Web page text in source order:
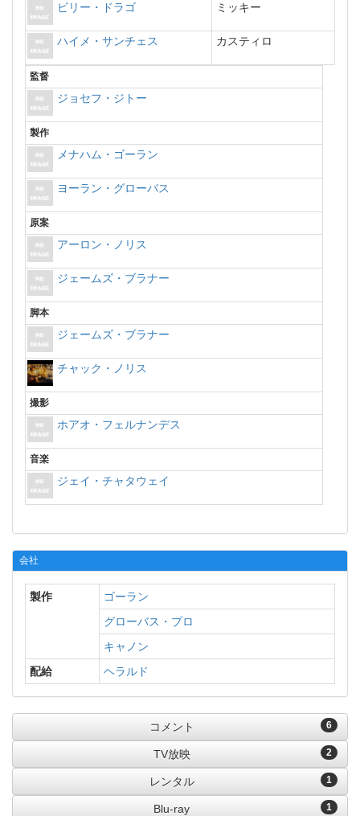
ビリー・ドラゴ ミッキー
ハイメ・サンチェス カスティロ
監督
ジョセフ・ジトー
製作
メナハム・ゴーラン
ヨーラン・グローバス
原案
アーロン・ノリス
ジェームズ・ブラナー
脚本
ジェームズ・ブラナー
チャック・ノリス
撮影
ホアオ・フェルナンデス
音楽
ジェイ・チャタウェイ
会社
製作
ゴーラン
グローバス・プロ
キャノン
配給
ヘラルド
6
コメント
2
TV放映
1
レンタル
1
Blu-ray